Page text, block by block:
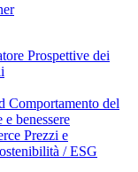
Prospettive dei
Comportamento del
e benessere
Prezzi e
/ ESG